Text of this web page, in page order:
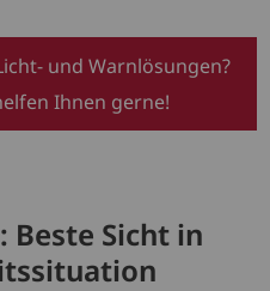
und Warnlösungen?
Ihnen gerne!
Beste Sicht in